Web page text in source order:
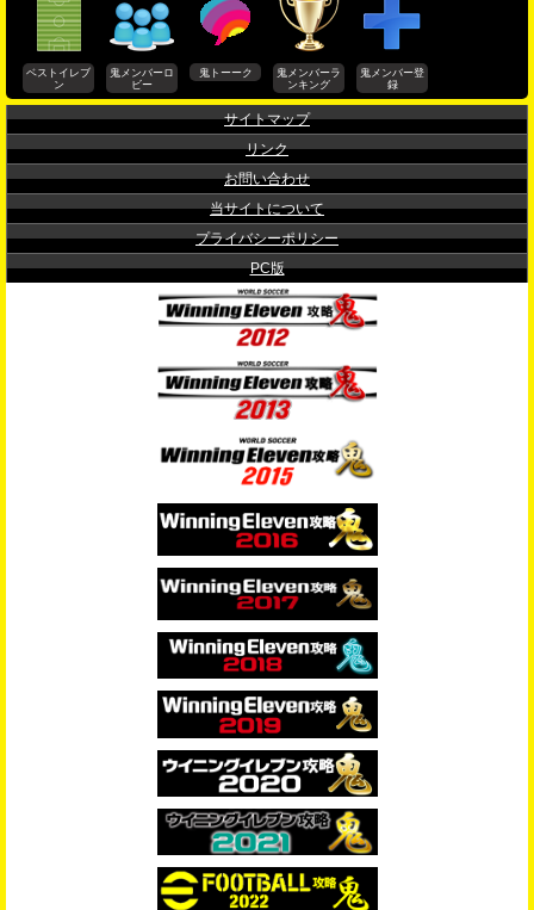
ベストイレブ
ン
鬼メンバーロ
ビー
鬼トーーク
鬼メンバーラ
ンキング
鬼メンバー登
録
サイトマップ
リンク
お問い合わせ
当サイトについて
プライバシーポリシー
PC版